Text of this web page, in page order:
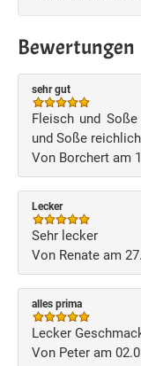
Bewertungen
sehr gut
Fleisch und
und Soße reichlich
Von Borchert am
Lecker
Sehr lecker
Von Renate am
alles prima
Lecker
Von Peter am